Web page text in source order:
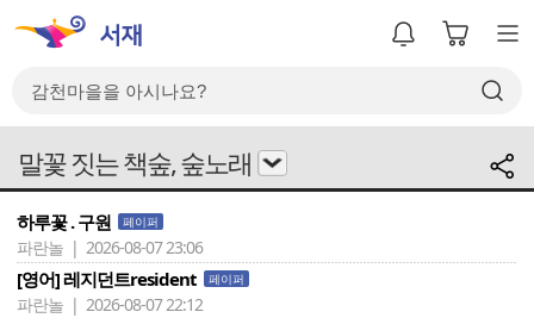
말꽃 짓는 책숲, 숲노래
하루꽃 . 구원 페이퍼
파란놀 | 2026-08-07 23:06
[영어] 레지던트resident 페이퍼
파란놀 | 2026-08-07 22:12